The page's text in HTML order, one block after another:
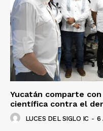
Yucatán comparte
científica contra el
LUCES DEL SIGLO IC - 6